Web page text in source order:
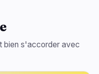
bien s'accorder avec